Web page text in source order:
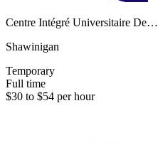
Centre Intégré Universitaire De…
Shawinigan
Temporary
Full time
$30 to $54 per hour